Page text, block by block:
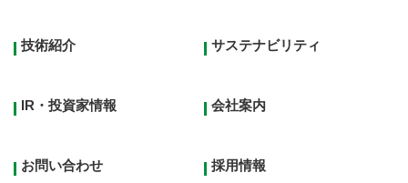
menu
技術紹介 サステナビリティ
IR・投資家情報 会社案内
お問い合わせ 採用情報